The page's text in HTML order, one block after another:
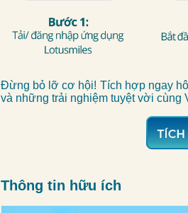
Đừng bỏ lỡ cơ hội! Tích hợp ngay
và những trải nghiệm tuyệt vời cùng
Thông tin hữu ích